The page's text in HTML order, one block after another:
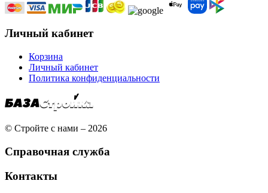
Личный кабинет
Корзина
Личный кабинет
Политика конфиденциальности
© Стройте с нами – 2026
Справочная служба
Контакты